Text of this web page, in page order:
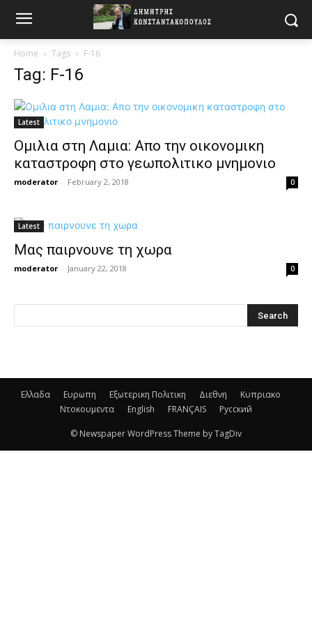
Home Tags F-16
Tag: F-16
Latest
Ομιλια στη Λαμια: Απο την οικονομικη
καταστροφη στο γεωπολιτικο μνημονιο
moderator - February 2, 2018 0
Latest
Μας παιρνουνε τη χωρα
moderator - January 22, 2018 0
Ελλαδα Ευρωπη Εξωτερικη Πολιτικη Διεθνη
Κυπριακο
Ντοκουμεντα
English FRANÇAIS Русский
© Newspaper WordPress Theme by TagDiv